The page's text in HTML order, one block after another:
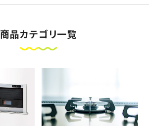
商品カテゴリ一覧